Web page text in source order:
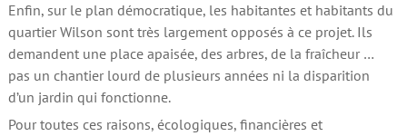
Enfin, sur le plan démocratique, les habitantes et habitants du
quartier Wilson sont très largement opposés à ce projet. Ils
demandent une place apaisée, des arbres, de la fraîcheur …
pas un chantier lourd de plusieurs années ni la disparition
d’un jardin qui fonctionne.
Pour toutes ces raisons, écologiques, financières et